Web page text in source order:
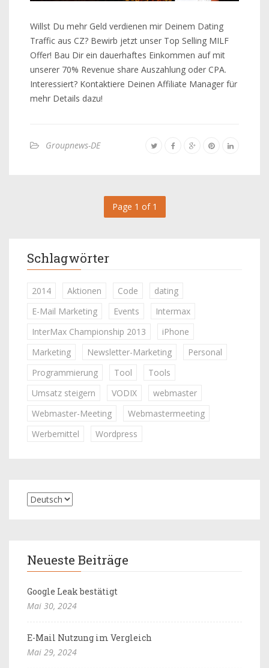
Willst Du mehr Geld verdienen mir Deinem Dating
Traffic aus CZ? Bewirb jetzt unser Top Selling MILF
Offer! Bau Dir ein dauerhaftes Einkommen auf mit
unserer 70% Revenue share Auszahlung oder CPA.
Interessiert? Kontaktiere Deinen Affiliate Manager für
mehr Details dazu!
Groupnews-DE
Page 1 of 1
Schlagwörter
2014 Aktionen Code
dating
E-Mail Marketing
Events
Intermax
InterMax Championship 2013
iPhone
Marketing
Newsletter-Marketing
Personal
Programmierung
Tool
Tools
Umsatz steigern
VODIX
webmaster
Webmaster-Meeting
Webmastermeeting
Werbemittel
Wordpress
Neueste Beiträge
Google Leak bestätigt
Mai 30, 2024
E-Mail Nutzung im Vergleich
Mai 29, 2024